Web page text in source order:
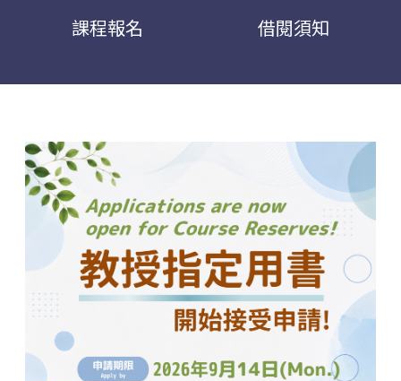
課程報名 借閱須知